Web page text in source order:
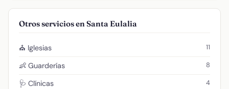
Otros servicios en Santa Eulalia
⛪ Iglesias 11
👶 Guarderías 8
🩺 Clínicas 4